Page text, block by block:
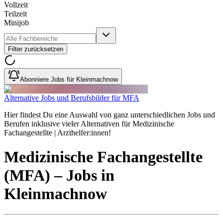
Vollzeit
Teilzeit
Minijob
Filter zurücksetzen
Abonniere Jobs für Kleinmachnow
Alternative Jobs und Berufsbilder für MFA
Hier findest Du eine Auswahl von ganz unterschiedlichen Jobs und
Berufen inklusive vieler Alternativen für Medizinische
Fachangestellte | Arzthelfer:innen!
Medizinische Fachangestellte
(MFA) – Jobs in
Kleinmachnow